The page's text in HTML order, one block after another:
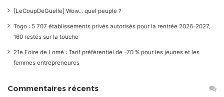
[LeCoupDeGuelle] Wow… quel peuple ?
Togo : 5 707 établissements privés autorisés pour la rentrée 2026-2027,
160 restés sur la touche
21e Foire de Lomé : Tarif préférentiel de -70 % pour les jeunes et les
femmes entrepreneures
Commentaires récents